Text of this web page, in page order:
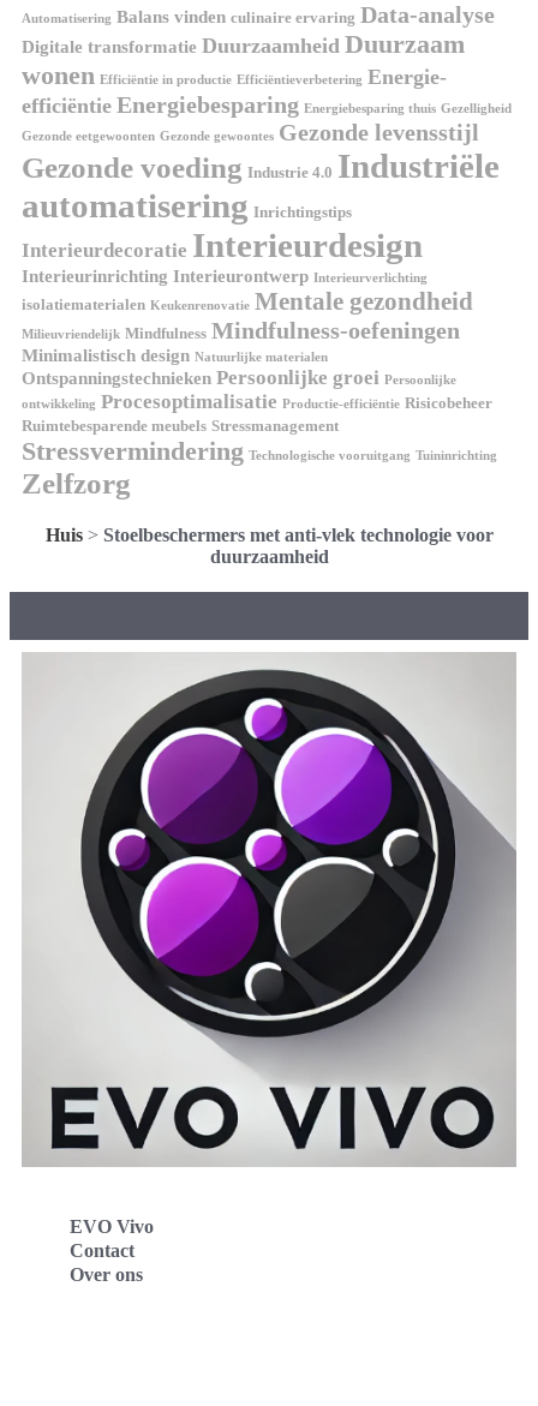
Automatisering Balans vinden culinaire ervaring Data-analyse
Digitale transformatie Duurzaamheid Duurzaam
wonen Efficiëntie in productie Efficiëntieverbetering Energie-
efficiëntie Energiebesparing Energiebesparing thuis Gezelligheid
Gezonde eetgewoonten Gezonde gewoontes Gezonde levensstijl
Gezonde voeding Industrie 4.0 Industriële
automatisering Inrichtingstips
Interieurdecoratie Interieurdesign
Interieurinrichting Interieurontwerp Interieurverlichting
isolatiematerialen Keukenrenovatie Mentale gezondheid
Milieuvriendelijk Mindfulness Mindfulness-oefeningen
Minimalistisch design Natuurlijke materialen
Ontspanningstechnieken Persoonlijke groei Persoonlijke
ontwikkeling Procesoptimalisatie Productie-efficiëntie Risicobeheer
Ruimtebesparende meubels Stressmanagement
Stressvermindering Technologische vooruitgang Tuininrichting
Zelfzorg
Huis> Stoelbeschermers met anti-vlek technologie voor
duurzaamheid
EVO Vivo
Contact
Over ons